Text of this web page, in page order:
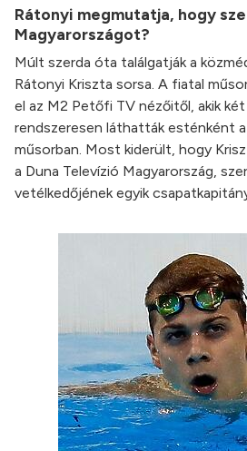
Rátonyi megmutatja, hogy
Magyarországot?
Múlt szerda óta találgatják a
Rátonyi Kriszta sorsa. A fiatal
el az M2 Petőfi TV nézőitől, akik
rendszeresen láthatták esténként
műsorban. Most kiderült, hogy
a Duna Televízió Magyarország,
vetélkedőjének egyik